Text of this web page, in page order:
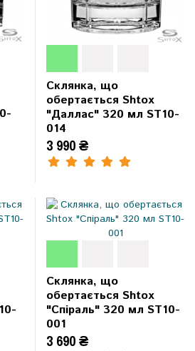
Склянка, що
обертається Shtox
"Даллас" 320 мл ST10-
014
3 990 ₴
Склянка, що
обертається Shtox
"Спіраль" 320 мл ST10-
001
3 690 ₴